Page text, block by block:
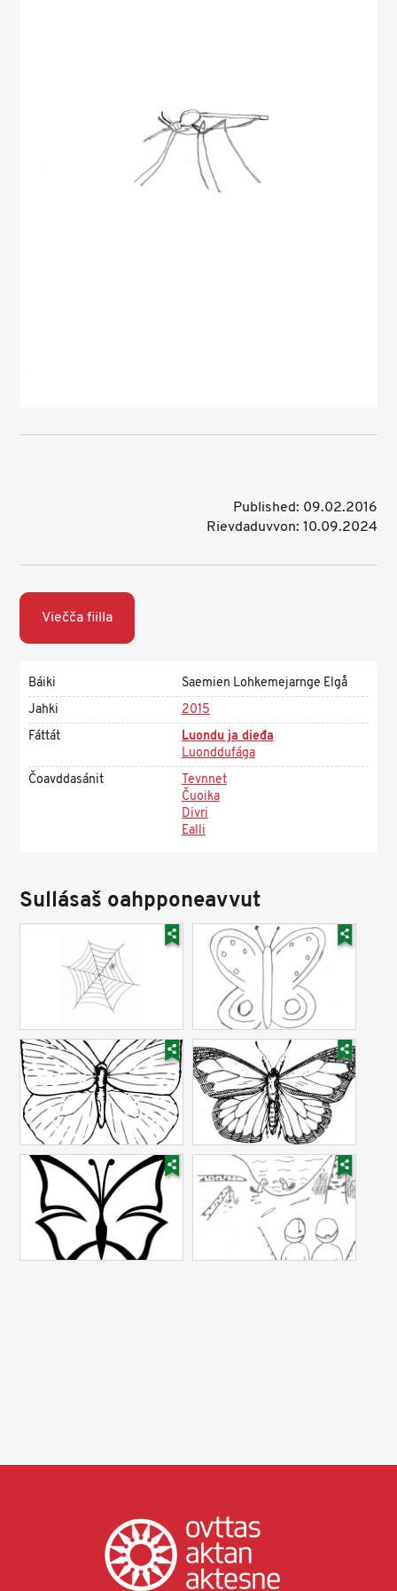
Published: 09.02.2016
Rievdaduvvon: 10.09.2024
Viečča fiilla
Báiki
Saemien Lohkemejarnge Elgå
Jahki
2015
Fáttát
Luondu ja dieđa
Luonddufága
Čoavddasánit
Tevnnet
Čuoika
Divri
Ealli
Sullásaš oahpponeavvut